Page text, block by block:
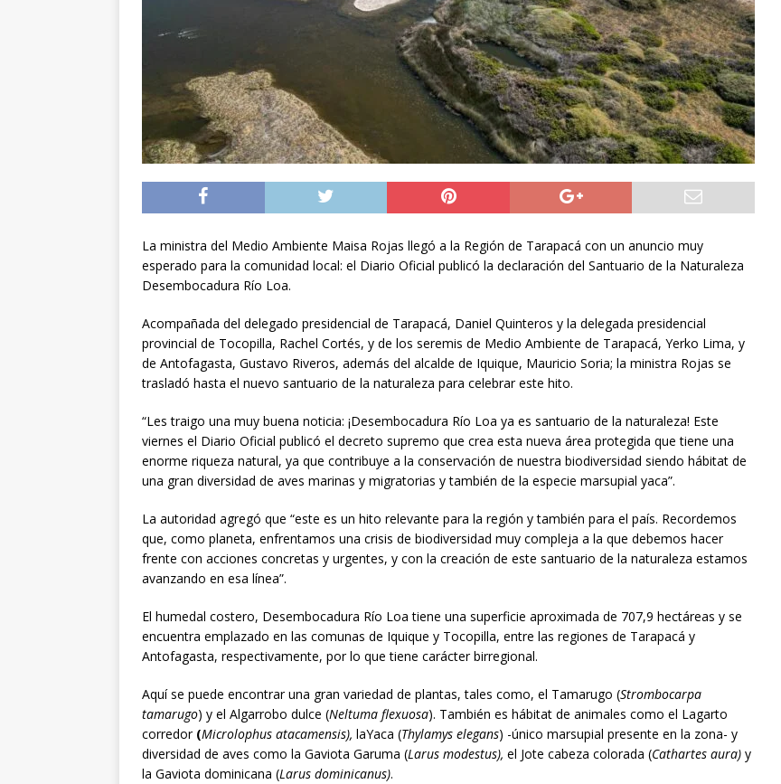
[ 05/08/2026 ]
A 1.666 becados se les pago los estudios en el extranjero y nunca
POLICIAL
La propuesta del Gobierno que busca facilitar el ingreso a Carabineros
desde los 17 años
NACIONAL
[ 07/08/2026 ]
Kast arribó a Colombia para asistir a la asunción de Abelardo de la
La ministra del Medio Ambiente Maisa Rojas llegó a la Región de Tarapacá con un anuncio muy
esperado para la comunidad local: el Diario Oficial publicó la declaración del Santuario de la Naturaleza
Desembocadura Río Loa.
Acompañada del delegado presidencial de Tarapacá, Daniel Quinteros y la delegada presidencial
provincial de Tocopilla, Rachel Cortés, y de los seremis de Medio Ambiente de Tarapacá, Yerko Lima, y
de Antofagasta, Gustavo Riveros, además del alcalde de Iquique, Mauricio Soria; la ministra Rojas se
trasladó hasta el nuevo santuario de la naturaleza para celebrar este hito.
“Les traigo una muy buena noticia: ¡Desembocadura Río Loa ya es santuario de la naturaleza! Este
viernes el Diario Oficial publicó el decreto supremo que crea esta nueva área protegida que tiene una
enorme riqueza natural, ya que contribuye a la conservación de nuestra biodiversidad siendo hábitat de
una gran diversidad de aves marinas y migratorias y también de la especie marsupial yaca”.
La autoridad agregó que “este es un hito relevante para la región y también para el país. Recordemos
que, como planeta, enfrentamos una crisis de biodiversidad muy compleja a la que debemos hacer
frente con acciones concretas y urgentes, y con la creación de este santuario de la naturaleza estamos
avanzando en esa línea”.
El humedal costero, Desembocadura Río Loa tiene una superficie aproximada de 707,9 hectáreas y se
encuentra emplazado en las comunas de Iquique y Tocopilla, entre las regiones de Tarapacá y
Antofagasta, respectivamente, por lo que tiene carácter birregional.
Aquí se puede encontrar una gran variedad de plantas, tales como, el Tamarugo (Strombocarpa
tamarugo) y el Algarrobo dulce (Neltuma flexuosa). También es hábitat de animales como el Lagarto
corredor(Microlophus atacamensis), laYaca (Thylamys elegans) -único marsupial presente en la zona- y
diversidad de aves como la Gaviota Garuma (Larus modestus), el Jote cabeza colorada (Cathartes aura) y
la Gaviota dominicana (Larus dominicanus).